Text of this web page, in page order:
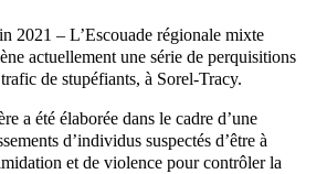
2021 – L’Escouade régionale mixte
actuellement une série de perquisitions
de stupéfiants, à Sorel-Tracy.
a été élaborée dans le cadre d’une
d’individus suspectés d’être à
et de violence pour contrôler la